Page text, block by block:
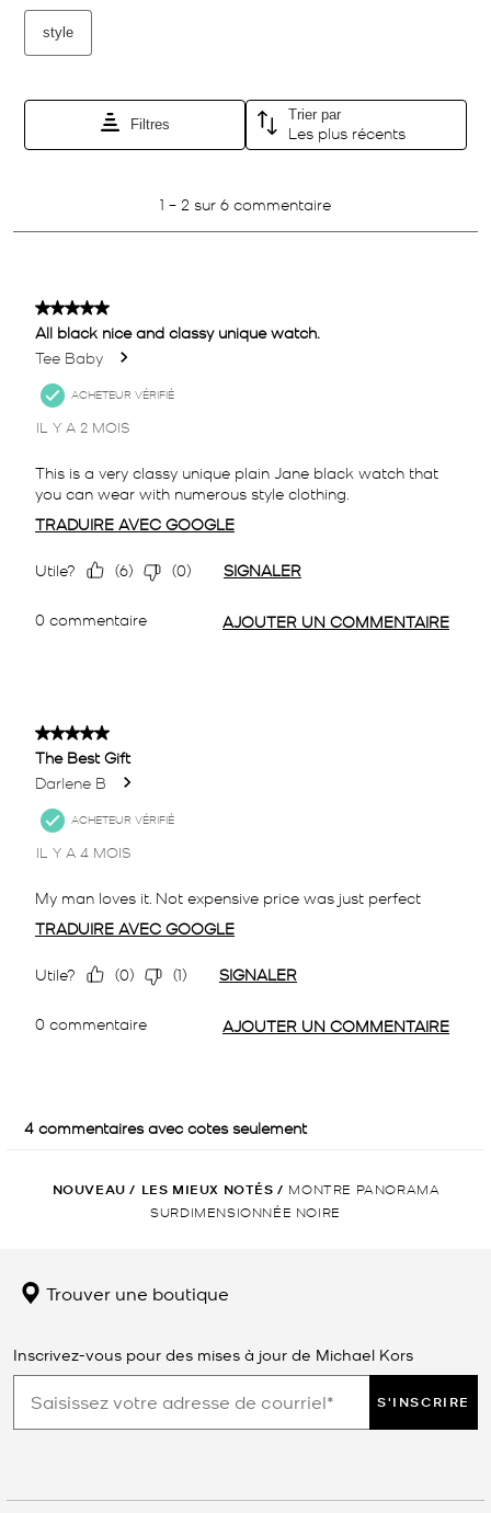
NOUVEAU / LES MIEUX NOTÉS / MONTRE PANORAMA
SURDIMENSIONNÉE NOIRE
Trouver une boutique
Inscrivez-vous pour des mises à jour de Michael Kors
S'INSCRIRE